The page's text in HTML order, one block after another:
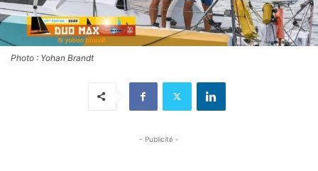
Photo : Yohan Brandt
- Publicité -